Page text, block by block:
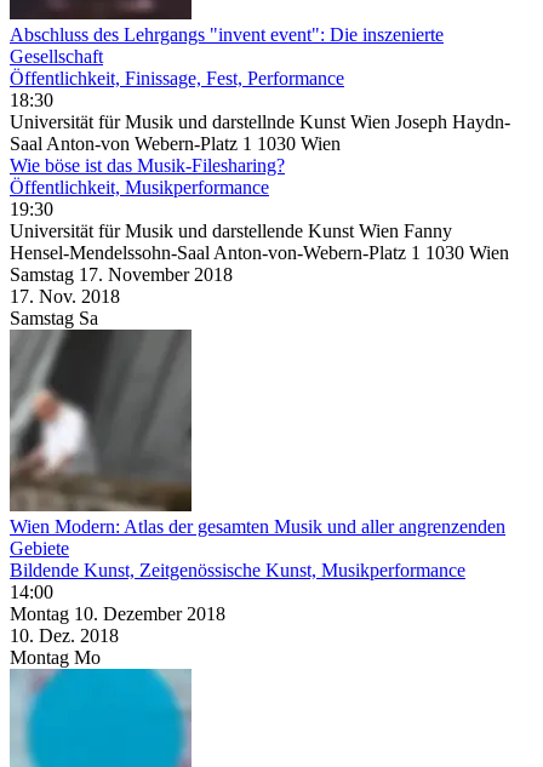
Abschluss des Lehrgangs "invent event": Die inszenierte
Gesellschaft
Öffentlichkeit, Finissage, Fest, Performance
18:30
Universität für Musik und darstellnde Kunst Wien Joseph Haydn-
Saal Anton-von Webern-Platz 1 1030 Wien
Wie böse ist das Musik-Filesharing?
Öffentlichkeit, Musikperformance
19:30
Universität für Musik und darstellende Kunst Wien Fanny
Hensel-Mendelssohn-Saal Anton-von-Webern-Platz 1 1030 Wien
Samstag 17. November 2018
17. Nov. 2018
Samstag Sa
Wien Modern: Atlas der gesamten Musik und aller angrenzenden
Gebiete
Bildende Kunst, Zeitgenössische Kunst, Musikperformance
14:00
Montag 10. Dezember 2018
10. Dez. 2018
Montag Mo